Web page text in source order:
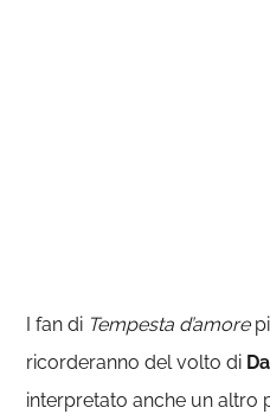
I fan di Tempesta d’amore
ricorderanno del volto di
interpretato anche un altro